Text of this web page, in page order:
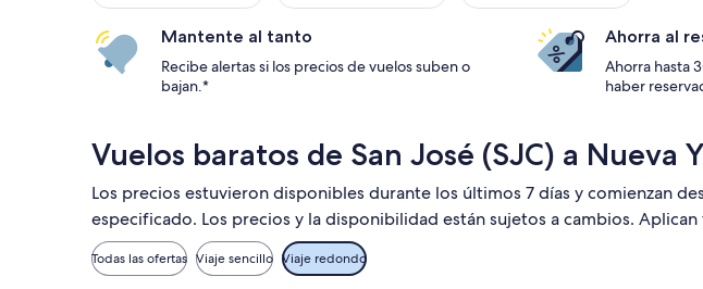
Mantente al tanto
Recibe alertas si los precios de vuelos suben o
bajan.*
Ahorra al
Ahorra hasta
haber
Vuelos baratos de San José (SJC) a Nueva
Los precios estuvieron disponibles durante los últimos 7 días y comienzan
especificado. Los precios y la disponibilidad están sujetos a cambios.
Todas las ofertas Viaje sencillo Viaje redondo